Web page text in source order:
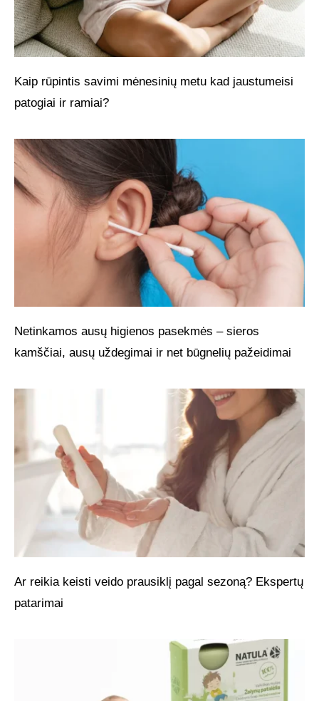
Kaip rūpintis savimi mėnesinių metu kad jaustumeisi
patogiai ir ramiai?
Netinkamos ausų higienos pasekmės – sieros
kamščiai, ausų uždegimai ir net būgnelių pažeidimai
Ar reikia keisti veido prausiklį pagal sezoną? Ekspertų
patarimai